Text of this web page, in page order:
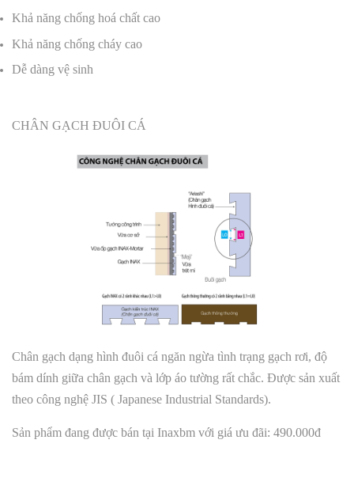
Khả năng chống hoá chất cao
Khả năng chống cháy cao
Dễ dàng vệ sinh
CHÂN GẠCH ĐUÔI CÁ
Chân gạch dạng hình đuôi cá ngăn ngừa tình trạng gạch rơi, độ
bám dính giữa chân gạch và lớp áo tường rất chắc. Được sản xuất
theo công nghệ JIS ( Japanese Industrial Standards).
Sản phẩm đang được bán tại Inaxbm với giá ưu đãi: 490.000đ